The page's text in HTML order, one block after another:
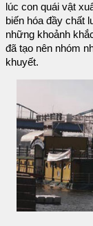
lúc con quái vật
biến hóa đầy chất
những khoảnh
đã tạo nên nhóm
khuyết.